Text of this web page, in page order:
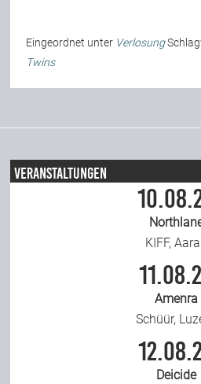
Eingeordnet unter Verlosung
Twins
Veranstaltungen
KIFF,
Amenra
Schüür,
Deicide